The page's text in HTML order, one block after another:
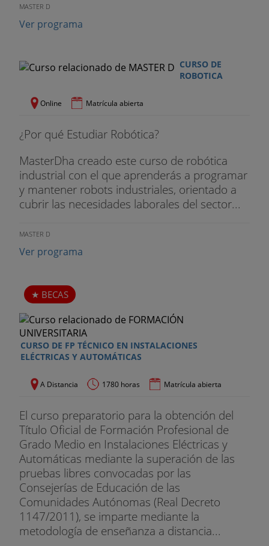
funcionalidades MES (Ignition)
3. Documentación proyecto
POSTGRADO EN ROBÓTICA
1. Introducción a los Sistemas de Control
2. Control Analógico
3. Control Digital
4. Control Difuso
8. Sistemes Evolutivos
Electrónica avanzada
1. Microcontroladores
Sistemas mecánicos para la robótica
1. Microcontroladores
2. FPGAs
3. Sensórica
Sensores y adquisición de datos
MASTER D
Ver programa
CURSO DE
ROBOTICA
Online Matrícula abierta
¿Por qué Estudiar Robótica?
MasterDha creado este curso de robótica
industrial con el que aprenderás a programar
y mantener robots industriales, orientado a
cubrir las necesidades laborales del sector...
MASTER D
Ver programa
BECAS
CURSO DE FP TÉCNICO EN INSTALACIONES
ELÉCTRICAS Y AUTOMÁTICAS
A Distancia 1780 horas Matrícula abierta
El curso preparatorio para la obtención del
Título Oficial de Formación Profesional de
Grado Medio en Instalaciones Eléctricas y
Automáticas mediante la superación de las
pruebas libres convocadas por las
Consejerías de Educación de las
Comunidades Autónomas (Real Decreto
1147/2011), se imparte mediante la
metodología de enseñanza a distancia...